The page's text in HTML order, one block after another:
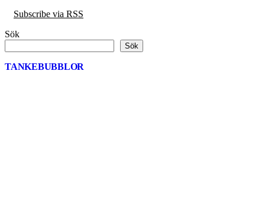
Subscribe via RSS
Sök
Sök
TANKEBUBBLOR